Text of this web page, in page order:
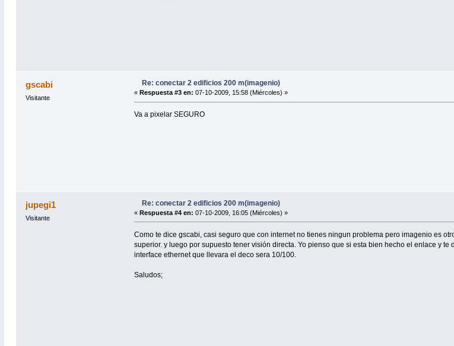
gscabi
Visitante
Re: conectar 2 edificios 200 m(imagenio)
« Respuesta #3 en: 07-10-2009, 15:58 (Miércoles) »
Va a pixelar SEGURO
jupegi1
Visitante
Re: conectar 2 edificios 200 m(imagenio)
«Respuesta #4 en: 07-10-2009, 16:05 (Miércoles) »
Como te dice gscabi, casi seguro que con internet no tienes ningun problema pero imagenio es
superior. y luego por supuesto tener visión directa. Yo pienso que si esta bien hecho el enlace y
interface ethernet que llevara el deco sera 10/100.
Saludos;